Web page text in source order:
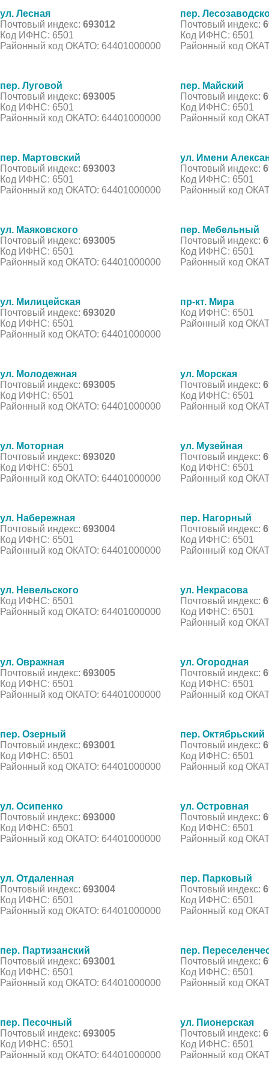
ул. Лесная
Почтовый индекс: 693012
Код ИФНС: 6501
Районный код ОКАТО: 64401000000
пер.
Почтовый индекс:
Код ИФНС: 6501
Районный код
пер. Луговой
Почтовый индекс: 693005
Код ИФНС: 6501
Районный код ОКАТО: 64401000000
пер. Майский
Почтовый индекс:
Код ИФНС: 6501
Районный код
пер. Мартовский
Почтовый индекс: 693003
Код ИФНС: 6501
Районный код ОКАТО: 64401000000
ул. Имени
Почтовый индекс:
Код ИФНС: 6501
Районный код
ул. Маяковского
Почтовый индекс: 693005
Код ИФНС: 6501
Районный код ОКАТО: 64401000000
пер. Мебельный
Почтовый индекс:
Код ИФНС: 6501
Районный код
ул. Милицейская
Почтовый индекс: 693020
Код ИФНС: 6501
Районный код ОКАТО: 64401000000
пр-кт. Мира
Код ИФНС: 6501
Районный код
ул. Молодежная
Почтовый индекс: 693005
Код ИФНС: 6501
Районный код ОКАТО: 64401000000
ул. Морская
Почтовый индекс:
Код ИФНС: 6501
Районный код
ул. Моторная
Почтовый индекс: 693020
Код ИФНС: 6501
Районный код ОКАТО: 64401000000
ул. Музейная
Почтовый индекс:
Код ИФНС: 6501
Районный код
ул. Набережная
Почтовый индекс: 693004
Код ИФНС: 6501
Районный код ОКАТО: 64401000000
пер. Нагорный
Почтовый индекс:
Код ИФНС: 6501
Районный код
ул. Невельского
Код ИФНС: 6501
Районный код ОКАТО: 64401000000
ул. Некрасова
Почтовый индекс:
Код ИФНС: 6501
Районный код
ул. Овражная
Почтовый индекс: 693005
Код ИФНС: 6501
Районный код ОКАТО: 64401000000
ул. Огородная
Почтовый индекс:
Код ИФНС: 6501
Районный код
пер. Озерный
Почтовый индекс: 693001
Код ИФНС: 6501
Районный код ОКАТО: 64401000000
пер. Октябрьский
Почтовый индекс:
Код ИФНС: 6501
Районный код
ул. Осипенко
Почтовый индекс: 693000
Код ИФНС: 6501
Районный код ОКАТО: 64401000000
ул. Островная
Почтовый индекс:
Код ИФНС: 6501
Районный код
ул. Отдаленная
Почтовый индекс: 693004
Код ИФНС: 6501
Районный код ОКАТО: 64401000000
пер. Парковый
Почтовый индекс:
Код ИФНС: 6501
Районный код
пер. Партизанский
Почтовый индекс: 693001
Код ИФНС: 6501
Районный код ОКАТО: 64401000000
пер.
Почтовый индекс:
Код ИФНС: 6501
Районный код
пер. Песочный
Почтовый индекс: 693005
Код ИФНС: 6501
Районный код ОКАТО: 64401000000
ул. Пионерская
Почтовый индекс:
Код ИФНС: 6501
Районный код